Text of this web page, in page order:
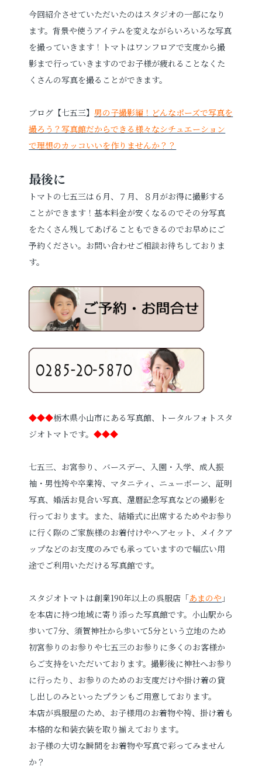
今回紹介させていただいたのはスタジオの一部になり
ます。背景や使うアイテムを変えながらいろいろな写真
を撮っていきます！トマトはワンフロアで支度から撮
影まで行っていきますのでお子様が疲れることなくた
くさんの写真を撮ることができます。
ブログ【七五三】男の子撮影編！どんなポーズで写真を
撮ろう？写真館だからできる様々なシチュエーション
で理想のカッコいいを作りませんか？？
最後に
トマトの七五三は６月、７月、８月がお得に撮影する
ことができます！基本料金が安くなるのでその分写真
をたくさん残してあげることもできるのでお早めにご
予約ください。お問い合わせご相談お待ちしておりま
す。
◆◆◆栃木県小山市にある写真館、トータルフォトスタ
ジオトマトです。◆◆◆
七五三、お宮参り、バースデー、入園・入学、 成人振
袖・男性袴や卒業袴、 マタニティ、ニューボーン、証明
写真、婚活お見合い写真、還暦記念写真などの撮影を
行っております。 また、結婚式に出席するためやお参り
に行く際のご家族様のお着付けやヘアセット、メイクア
ップなどのお支度のみでも承っていますので幅広い用
途でご利用いただける写真館です。
スタジオトマトは創業190年以上の呉服店「あまのや 」
を本店に持つ地域に寄り添った写真館です。 小山駅から
歩いて7分、須賀神社から歩いて5分という立地のため
初宮参りのお参りや七五三のお参りに多くのお客様か
らご支持をいただいております。撮影後に神社へお参り
に行ったり、お参りのためのお支度だけや掛け着の貸
し出しのみといったプランもご用意しております。
本店が呉服屋のため、お子様用のお着物や袴、掛け着も
本格的な和装衣装を取り揃えております。
お子様の大切な瞬間をお着物や写真で彩ってみません
か？